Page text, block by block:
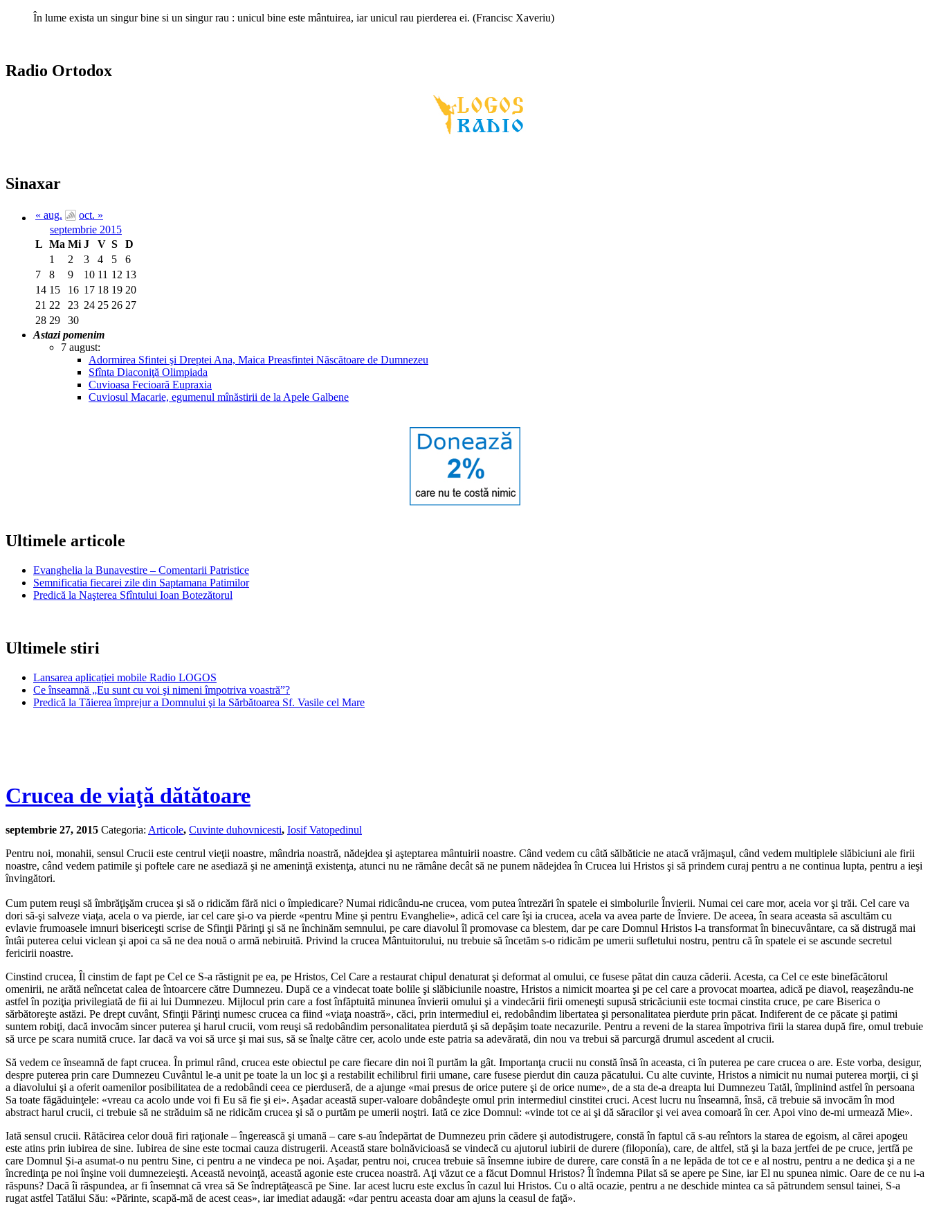
În lume exista un singur bine si un singur rau : unicul bine este mântuirea, iar unicul rau pierderea ei. (Francisc Xaveriu)
Radio Ortodox
Sinaxar
« aug.
oct. »
septembrie 2015
L Ma Mi J V S
D
1
2 3 4 5
6
7
8 9 10 11 12 13
14 15 16 17 18 19 20
21 22 23 24 25 26 27
28 29
30
Astazi pomenim
7 august:
Adormirea Sfintei şi Dreptei Ana, Maica Preasfintei Născătoare de Dumnezeu
Sfînta Diaconiţă Olimpiada
Cuvioasa Fecioară Eupraxia
Cuviosul Macarie, egumenul mînăstirii de la Apele Galbene
Ultimele articole
Evanghelia la Bunavestire – Comentarii Patristice
Semnificatia fiecarei zile din Saptamana Patimilor
Predică la Naşterea Sfîntului Ioan Botezătorul
Ultimele stiri
Lansarea aplicației mobile Radio LOGOS
Ce înseamnă „Eu sunt cu voi şi nimeni împotriva voastră”?
Predică la Tăierea împrejur a Domnului şi la Sărbătoarea Sf. Vasile cel Mare
Crucea de viaţă dătătoare
septembrie 27, 2015 Categoria: Articole, Cuvinte duhovnicesti, Iosif Vatopedinul
Pentru noi, monahii, sensul Crucii este centrul vieţii noastre, mândria noastră, nădejdea şi aşteptarea mântuirii noastre. Când vedem cu câtă sălbăticie ne atacă vrăjmaşul, când vedem multiplele slăbiciuni ale firii
noastre, când vedem patimile şi poftele care ne asediază şi ne ameninţă existenţa, atunci nu ne rămâne decât să ne punem nădejdea în Crucea lui Hristos şi să prindem curaj pentru a ne continua lupta, pentru a ieşi
învingători.
Cum putem reuşi să îmbrăţişăm crucea şi să o ridicăm fără nici o împiedicare? Numai ridicându-ne crucea, vom putea întrezări în spatele ei simbolurile Învierii. Numai cei care mor, aceia vor şi trăi. Cel care va
dori să-şi salveze viaţa, acela o va pierde, iar cel care şi-o va pierde «pentru Mine şi pentru Evanghelie», adică cel care îşi ia crucea, acela va avea parte de Înviere. De aceea, în seara aceasta să ascultăm cu
evlavie frumoasele imnuri bisericeşti scrise de Sfinţii Părinţi şi să ne închinăm semnului, pe care diavolul îl promovase ca blestem, dar pe care Domnul Hristos l-a transformat în binecuvântare, ca să distrugă mai
întâi puterea celui viclean şi apoi ca să ne dea nouă o armă nebiruită. Privind la crucea Mântuitorului, nu trebuie să încetăm s-o ridicăm pe umerii sufletului nostru, pentru că în spatele ei se ascunde secretul
fericirii noastre.
Cinstind crucea, Îl cinstim de fapt pe Cel ce S-a răstignit pe ea, pe Hristos, Cel Care a restaurat chipul denaturat şi deformat al omului, ce fusese pătat din cauza căderii. Acesta, ca Cel ce este binefăcătorul
omenirii, ne arătă neîncetat calea de întoarcere către Dumnezeu. După ce a vindecat toate bolile şi slăbiciunile noastre, Hristos a nimicit moartea şi pe cel care a provocat moartea, adică pe diavol, reaşezându-ne
astfel în poziţia privilegiată de fii ai lui Dumnezeu. Mijlocul prin care a fost înfăptuită minunea învierii omului şi a vindecării firii omeneşti supusă stricăciunii este tocmai cinstita cruce, pe care Biserica o
sărbătoreşte astăzi. Pe drept cuvânt, Sfinţii Părinţi numesc crucea ca fiind «viaţa noastră», căci, prin intermediul ei, redobândim libertatea şi personalitatea pierdute prin păcat. Indiferent de ce păcate şi patimi
suntem robiţi, dacă invocăm sincer puterea şi harul crucii, vom reuşi să redobândim personalitatea pierdută şi să depăşim toate necazurile. Pentru a reveni de la starea împotriva firii la starea după fire, omul trebuie
să urce pe scara numită cruce. Iar dacă va voi să urce şi mai sus, să se înalţe către cer, acolo unde este patria sa adevărată, din nou va trebui să parcurgă drumul ascedent al crucii.
Să vedem ce înseamnă de fapt crucea. În primul rând, crucea este obiectul pe care fiecare din noi îl purtăm la gât. Importanţa crucii nu constă însă în aceasta, ci în puterea pe care crucea o are. Este vorba, desigur,
despre puterea prin care Dumnezeu Cuvântul le-a unit pe toate la un loc şi a restabilit echilibrul firii umane, care fusese pierdut din cauza păcatului. Cu alte cuvinte, Hristos a nimicit nu numai puterea morţii, ci şi
a diavolului şi a oferit oamenilor posibilitatea de a redobândi ceea ce pierduseră, de a ajunge «mai presus de orice putere şi de orice nume», de a sta de-a dreapta lui Dumnezeu Tatăl, împlinind astfel în persoana
Sa toate făgăduinţele: «vreau ca acolo unde voi fi Eu să fie şi ei». Aşadar această super-valoare dobândeşte omul prin intermediul cinstitei cruci. Acest lucru nu înseamnă, însă, că trebuie să invocăm în mod
abstract harul crucii, ci trebuie să ne străduim să ne ridicăm crucea şi să o purtăm pe umerii noştri. Iată ce zice Domnul: «vinde tot ce ai şi dă săracilor şi vei avea comoară în cer. Apoi vino de-mi urmează Mie».
Iată sensul crucii. Rătăcirea celor două firi raţionale – îngerească şi umană – care s-au îndepărtat de Dumnezeu prin cădere şi autodistrugere, constă în faptul că s-au reîntors la starea de egoism, al cărei apogeu
este atins prin iubirea de sine. Iubirea de sine este tocmai cauza distrugerii. Această stare bolnăvicioasă se vindecă cu ajutorul iubirii de durere (filoponía), care, de altfel, stă şi la baza jertfei de pe cruce, jertfă pe
care Domnul Şi-a asumat-o nu pentru Sine, ci pentru a ne vindeca pe noi. Aşadar, pentru noi, crucea trebuie să însemne iubire de durere, care constă în a ne lepăda de tot ce e al nostru, pentru a ne dedica şi a ne
încredinţa pe noi înşine voii dumnezeieşti. Această nevoinţă, această agonie este crucea noastră. Aţi văzut ce a făcut Domnul Hristos? Îl îndemna Pilat să se apere pe Sine, iar El nu spunea nimic. Oare de ce nu i-a
răspuns? Dacă îi răspundea, ar fi însemnat că vrea să Se îndreptăţească pe Sine. Iar acest lucru este exclus în cazul lui Hristos. Cu o altă ocazie, pentru a ne deschide mintea ca să pătrundem sensul tainei, S-a
rugat astfel Tatălui Său: «Părinte, scapă-mă de acest ceas», iar imediat adaugă: «dar pentru aceasta doar am ajuns la ceasul de faţă».